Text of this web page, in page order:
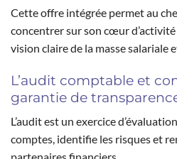
Cette offre intégrée permet au
concentrer sur son cœur
vision claire de la masse salariale
L’audit comptable et
garantie de
L’audit est un exercice
comptes, identifie les risques et